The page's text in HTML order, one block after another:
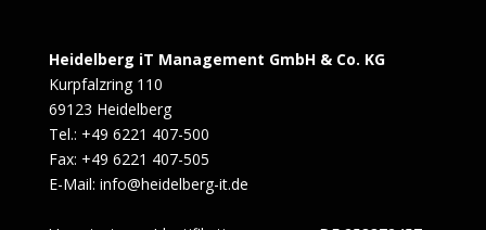
Heidelberg iT Management GmbH & Co. KG
Kurpfalzring 110
69123 Heidelberg
Tel.: +49 6221 407-500
Fax: +49 6221 407-505
E-Mail: info@heidelberg-it.de